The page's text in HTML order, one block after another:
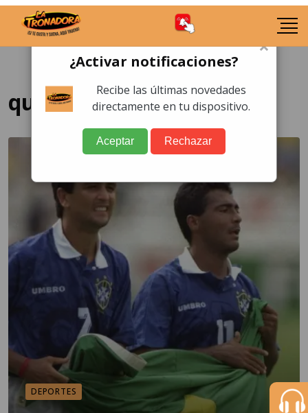
que fue de Bebeto
DEPORTES
×
¿Activar notificaciones?
Recibe las últimas novedades
directamente en tu dispositivo.
Aceptar Rechazar